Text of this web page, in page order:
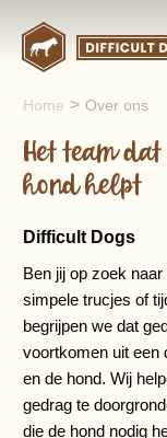
Home > Over ons
Het team
hond helpt
Difficult Dogs
Ben jij op zoek
simpele trucjes of
begrijpen we dat
voortkomen uit een
en de hond. Wij
gedrag te
die de hond nodig